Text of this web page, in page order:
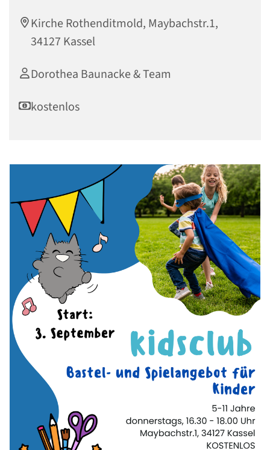
Kirche Rothenditmold, Maybachstr.1,
34127 Kassel
Dorothea Baunacke & Team
kostenlos